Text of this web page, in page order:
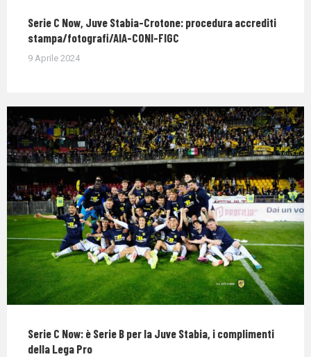
Serie C Now, Juve Stabia-Crotone: procedura accrediti
stampa/fotografi/AIA-CONI-FIGC
9 Aprile 2024
Serie C Now: è Serie B per la Juve Stabia, i complimenti
della Lega Pro